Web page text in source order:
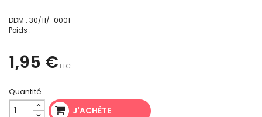
DDM : 30/11/-0001
Poids :
1,95 €TTC
Quantité
J'ACHÈTE